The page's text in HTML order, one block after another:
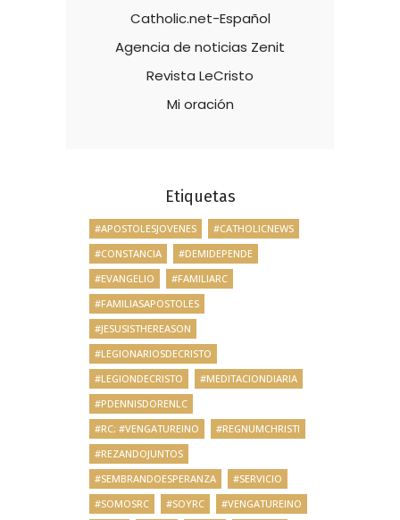
Catholic.net-Español
Agencia de noticias Zenit
Revista LeCristo
Mi oración
Etiquetas
#APOSTOLESJOVENES
#CATHOLICNEWS
#CONSTANCIA
#DEMIDEPENDE
#EVANGELIO
#FAMILIARC
#FAMILIASAPOSTOLES
#JESUSISTHEREASON
#LEGIONARIOSDECRISTO
#LEGIONDECRISTO
#MEDITACIONDIARIA
#PDENNISDORENLC
#RC; #VENGATUREINO
#REGNUMCHRISTI
#REZANDOJUNTOS
#SEMBRANDOESPERANZA
#SERVICIO
#SOMOSRC
#SOYRC
#VENGATUREINO